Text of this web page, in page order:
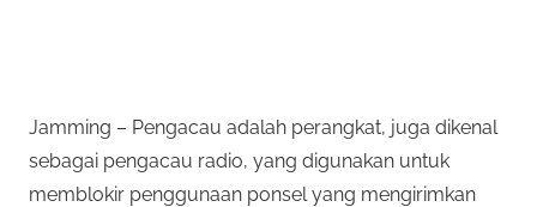
Jamming – Pengacau adalah perangkat, juga dikenal
sebagai pengacau radio, yang digunakan untuk
memblokir penggunaan ponsel yang mengirimkan